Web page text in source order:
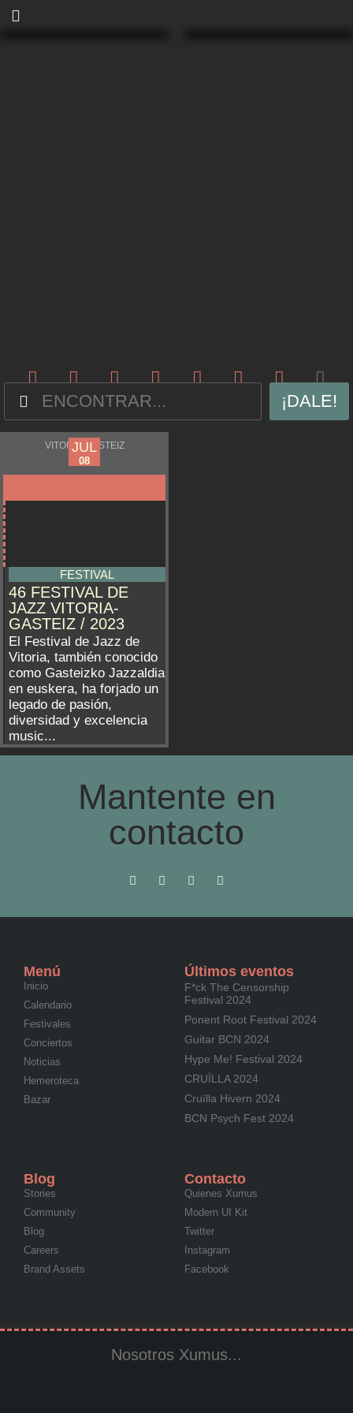
¡DALE!
VITORIA-GASTEIZ
JUL
03
JUL
08
FESTIVAL
46 FESTIVAL DE
JAZZ VITORIA-
GASTEIZ / 2023
El Festival de Jazz de
Vitoria, también conocido
como Gasteizko Jazzaldia
en euskera, ha forjado un
legado de pasión,
diversidad y excelencia
music...
Mantente en
contacto
Menú
Inicio
Calendario
Festivales
Conciertos
Noticias
Hemeroteca
Bazar
Últimos eventos
F*ck The Censorship
Festival 2024
Ponent Root Festival 2024
Guitar BCN 2024
Hype Me! Festival 2024
CRUÏLLA 2024
Cruïlla Hivern 2024
BCN Psych Fest 2024
Blog
Stories
Community
Blog
Careers
Brand Assets
Contacto
Quienes Xumus
Modern UI Kit
Twitter
Instagram
Facebook
Nosotros Xumus...